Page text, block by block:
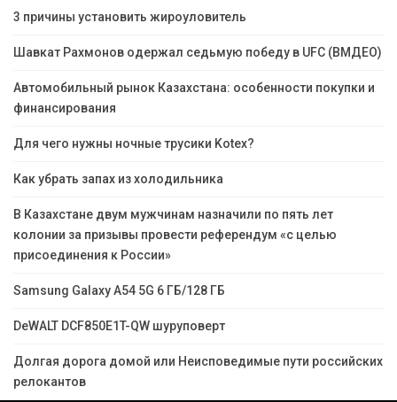
3 причины установить жироуловитель
Шавкат Рахмонов одержал седьмую победу в UFC (ВМДЕО)
Автомобильный рынок Казахстана: особенности покупки и
финансирования
Для чего нужны ночные трусики Kotex?
Как убрать запах из холодильника
В Казахстане двум мужчинам назначили по пять лет
колонии за призывы провести референдум «с целью
присоединения к России»
Samsung Galaxy A54 5G 6 ГБ/128 ГБ
DeWALT DCF850E1T-QW шуруповерт
Долгая дорога домой или Неисповедимые пути российских
релокантов